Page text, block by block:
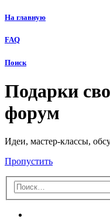
На главную
FAQ
Поиск
Подарки
форум
Идеи, мастер-классы,
Пропустить